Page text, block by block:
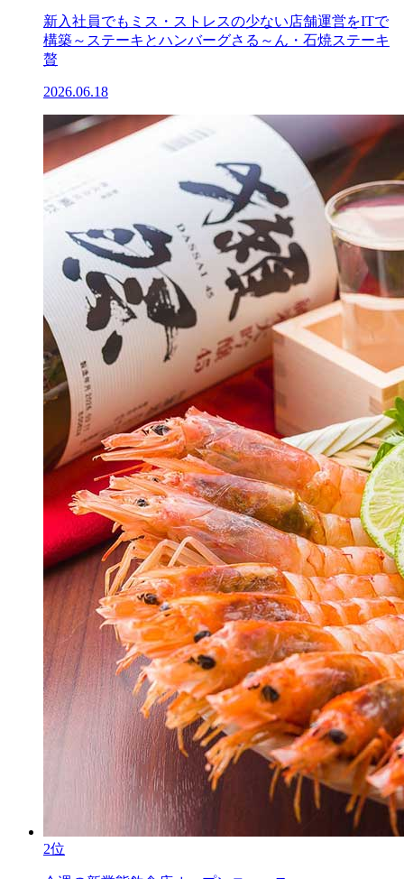
新入社員でもミス・ストレスの少ない店舗運営をITで
構築～ステーキとハンバーグさる～ん・石焼ステーキ
贅
2026.06.18
2位